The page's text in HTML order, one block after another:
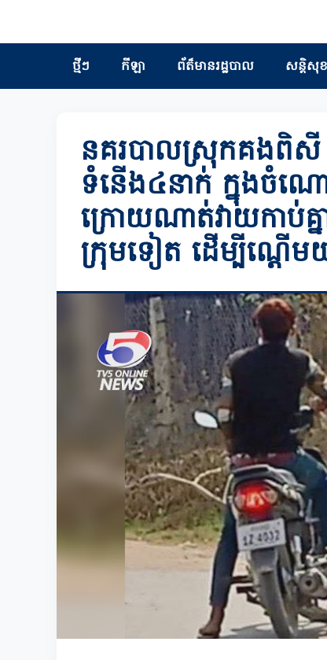
ថ្មីៗ កីឡា ព័ត៏មានរដ្ឋបាល សន្តិសុ
នគរបាលស្រុកគងពិសី
ទំនើង៤នាក់ ក្នុងចំណ
ក្រោយណាត់វាយកាប់គ្
ក្រុមទៀត ដើម្បីណ្តើម